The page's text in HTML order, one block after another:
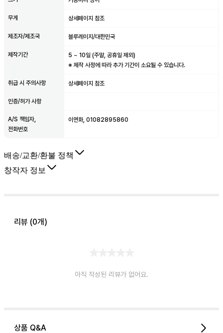
무게 상세페이지 참조
제조자/제조국 블루레이지/대한민국
제작기간 5 ~ 10일 (주말, 공휴일 제외)
※ 제작 사정에 따라 추가 기간이 소요될 수 있습니다.
취급 시 주의사항 상세페이지 참조
인증/허가 사항
A/S 책임자,
전화번호
이연화, 01082895860
배송/교환/환불 정책
창작자 정보
리뷰 (0개)
아직 작성된 리뷰가 없어요.
상품 Q&A